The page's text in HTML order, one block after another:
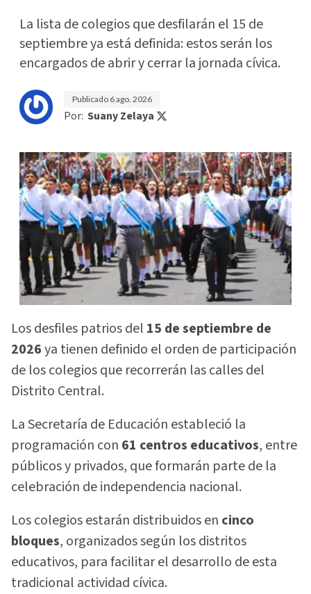
La lista de colegios que desfilarán el 15 de
septiembre ya está definida: estos serán los
encargados de abrir y cerrar la jornada cívica.
Publicado 6 ago. 2026
Por: Suany Zelaya
Los desfiles patrios del 15 de septiembre de
2026ya tienen definido el orden de participación
de los colegios que recorrerán las calles del
Distrito Central.
La Secretaría de Educación estableció la
programación con 61 centros educativos, entre
públicos y privados, que formarán parte de la
celebración de independencia nacional.
Los colegios estarán distribuidos en cinco
bloques, organizados según los distritos
educativos, para facilitar el desarrollo de esta
tradicional actividad cívica.